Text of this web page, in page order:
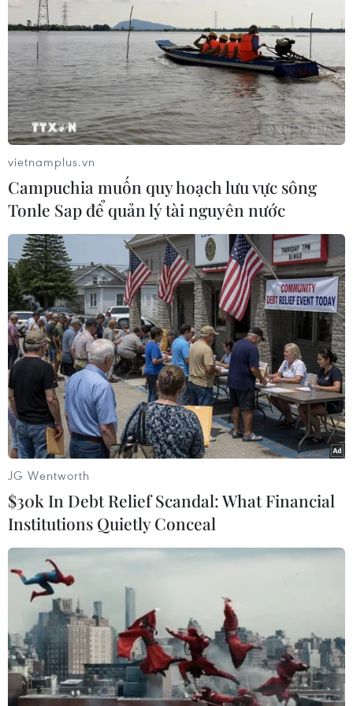
TIN LIÊN QUAN
Romania thông qua kế hoạch trưng cầu ý
dân cải cách chống tham nhũng
14/02/2017 01:43
Quốc hội Romania đã nhất trí thông qua kế hoạch tổ
chức một cuộc trưng cầu ý dân về cải cách chống tham
nhũng do Tổng thống Klaus Iohannis đề xuất.
vietnamplus.vn
Campuchia muốn quy hoạch lưu vực sông
Tonle Sap để quản lý tài nguyên nước
JG Wentworth
$30k In Debt Relief Scandal: What Financial
Institutions Quietly Conceal